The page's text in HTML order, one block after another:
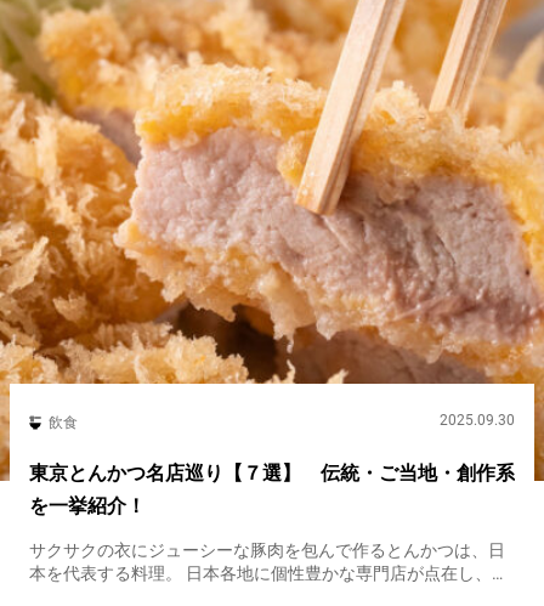
飲食 2025.09.30
東京とんかつ名店巡り【７選】 伝統・ご当地・創作系
を一挙紹介！
サクサクの衣にジューシーな豚肉を包んで作るとんかつは、日
本を代表する料理。 日本各地に個性豊かな専門店が点在し、海